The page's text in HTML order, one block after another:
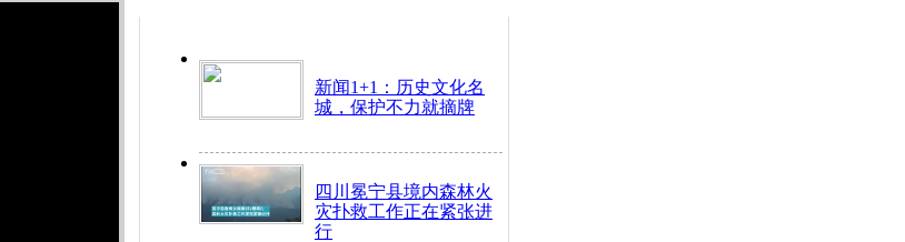
新闻1+1：历史文化名
城，保护不力就摘牌
四川冕宁县境内森林火
灾扑救工作正在紧张进
行